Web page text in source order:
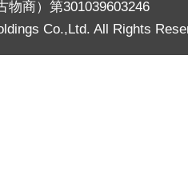
物商）第301039603246
Co.,Ltd. All Rights